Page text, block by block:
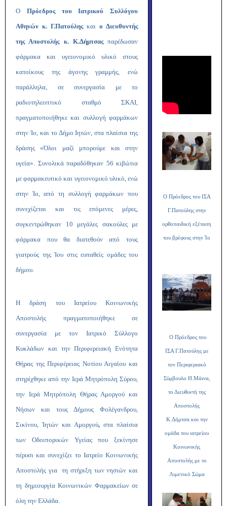
Ο Πρόεδρος του Ιατρικού Συλλόγου
Αθηνών κ. Γ.Πατούληςκαι ο Διευθυντής
της Αποστολής κ. Κ.Δήμτσαςπαρέδωσαν
φάρμακα και υγειονομικό υλικό στους
κατοίκους της άγονης γραμμής, ενώ
παράλληλα, σε συνεργασία με το
ραδιοτηλεοπτικό σταθμό ΣΚΑΙ,
πραγματοποιήθηκε και συλλογή φαρμάκων
στην Ίο, και το Δήμο Ιητών, στα πλαίσια της
δράσης «Όλοι μαζί μπορούμε και στην
υγεία». Συνολικά παραδόθηκαν 56 κιβώτια
με φαρμακευτικό και υγειονομικό υλικό, ενώ
στην Ίο, από τη συλλογή φαρμάκων που
συνεχίζεται και τις επόμενες μέρες,
συγκεντρώθηκαν 10 μεγάλες σακούλες με
φάρμακα που θα διατεθούν από τους
γιατρούς της Ίου στις ευπαθείς ομάδες του
δήμου.
Η δράση του Ιατρείου Κοινωνικής
Αποστολής πραγματοποιήθηκε σε
συνεργασία με τον Ιατρικό Σύλλογο
Κυκλάδων και την Περιφερειακή Ενότητα
Θήρας της Περιφέρειας Νοτίου Αιγαίου και
στηρίχθηκε από την Ιερά Μητρόπολη Σύρου,
την Ιερά Μητρόπολη Θήρας Αμοργού και
Νήσων και τους Δήμους Φολέγανδρου,
Σικίνου, Ίητών και Αμοργού, στα πλαίσια
των Οδοιπορικών Υγείας που ξεκίνησε
πέρυσι και συνεχίζει το Ιατρείο Κοινωνικής
Αποστολής για τη στήριξη των νησιών και
τη δημιουργία Κοινωνικών Φαρμακείων σε
όλη την Ελλάδα.
Ο Πρόεδρος του ΙΣΑ
Γ.Πατούλης στην
ορθοπαιδική εξέταση
του βρέφους στην Ίο
Ο Πρόεδρος του
ΙΣΑ Γ.Πατούλης με
τον Περιφεριακό
Σύμβουλο Η.Μάινα,
το Διευθυντή της
Αποστολής
Κ.Δήμτσα και την
ομάδα του ιατρείου
Κοινωνικής
Αποστολής με το
Λιμενικό Σώμα